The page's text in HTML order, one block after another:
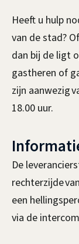
Heeft u hulp
van de stad?
dan bij de ligt
gastheren of
zijn aanwezig
18.00 uur.
De
rechterzijde
een
via de